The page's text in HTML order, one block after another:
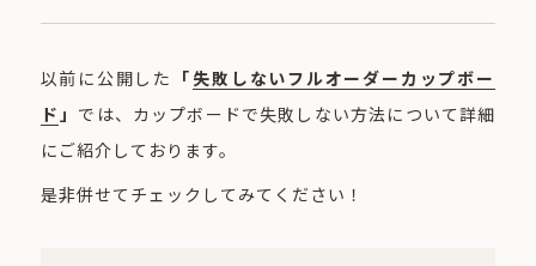
以前に公開した 「 失敗しないフルオーダーカップボー
ド 」 では、カップボードで失敗しない方法について詳細
にご紹介しております。
是非併せてチェックしてみてください！